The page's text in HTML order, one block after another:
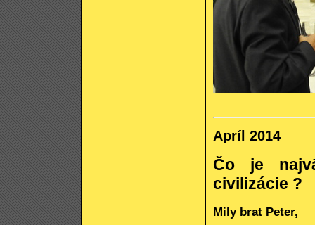
Apríl 2014
Čo je
civilizácie ?
Mily brat Peter,